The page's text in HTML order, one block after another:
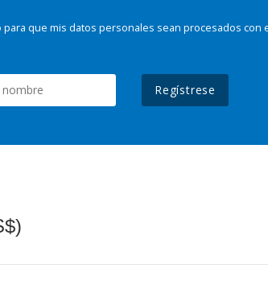
para que mis datos personales sean procesados
Regístrese